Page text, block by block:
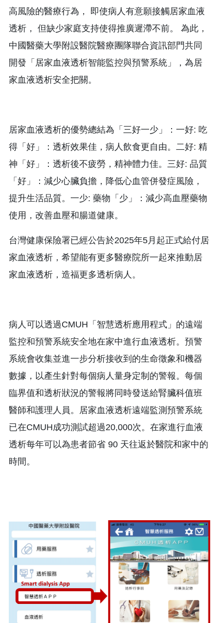
高風險的醫療行為， 即使病人有意願接觸居家血液
透析， 但缺少家庭支持使得推廣遲滯不前。 為此，
中國醫藥大學附設醫院醫療團隊聯合資訊部門共同
開發「居家血液透析智能監控與預警系統」，為居
家血液透析安全把關。
居家血液透析的優勢總結為「三好一少」：一好: 吃
得「好」：透析效果佳，病人飲食更自由。二好: 精
神「好」：透析後不疲勞，精神體力佳。三好: 品質
「好」：減少心臟負擔，降低心血管併發症風險，
提升生活品質。一少: 藥物「少」：減少高血壓藥物
使用，改善血壓和腸道健康。
台灣健康保險署已經公告於2025年5月起正式給付居
家血液透析，希望能有更多醫療院所一起來推動居
家血液透析，造福更多透析病人。
病人可以透過CMUH「智慧透析應用程式」的遠端
監控和預警系統安全地在家中進行血液透析。預警
系統會收集並進一步分析接收到的生命徵象和機器
數據，以產生針對每個病人量身定制的警報。每個
臨界值和透析狀況的警報將同時發送給腎臟科值班
醫師和護理人員。居家血液透析遠端監測預警系統
已在CMUH成功測試超過20,000次。在家進行血液
透析每年可以為患者節省 90 天往返於醫院和家中的
時間。